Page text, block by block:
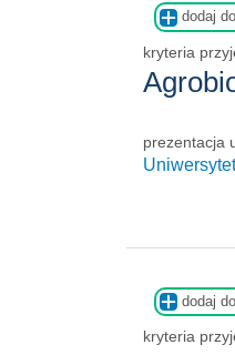
dodaj
kryteria
prezentacja
dodaj
kryteria